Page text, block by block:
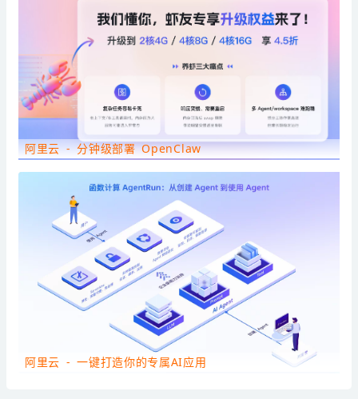
阿里云 - 分钟级部署 OpenClaw
阿里云 - 一键打造你的专属AI应用